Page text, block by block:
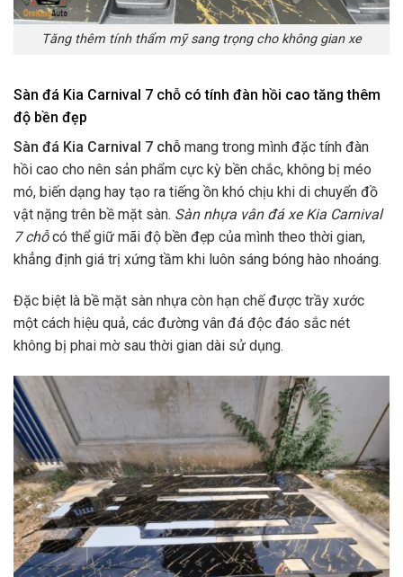
Tăng thêm tính thẩm mỹ sang trọng cho không gian xe
Sàn đá Kia Carnival 7 chỗ có tính đàn hồi cao tăng thêm
độ bền đẹp
Sàn đá Kia Carnival 7 chỗ mang trong mình đặc tính đàn
hồi cao cho nên sản phẩm cực kỳ bền chắc, không bị méo
mó, biến dạng hay tạo ra tiếng ồn khó chịu khi di chuyển đồ
vật nặng trên bề mặt sàn. Sàn nhựa vân đá xe Kia Carnival
7 chỗcó thể giữ mãi độ bền đẹp của mình theo thời gian,
khẳng định giá trị xứng tầm khi luôn sáng bóng hào nhoáng.
Đặc biệt là bề mặt sàn nhựa còn hạn chế được trầy xước
một cách hiệu quả, các đường vân đá độc đáo sắc nét
không bị phai mờ sau thời gian dài sử dụng.